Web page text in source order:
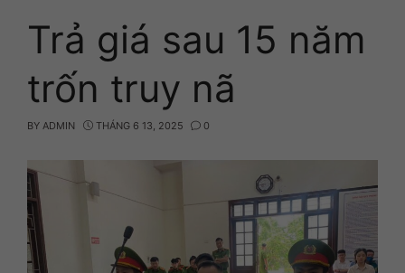
Trả giá sau 15 năm
trốn truy nã
BY ADMIN THÁNG 6 13, 2025 0